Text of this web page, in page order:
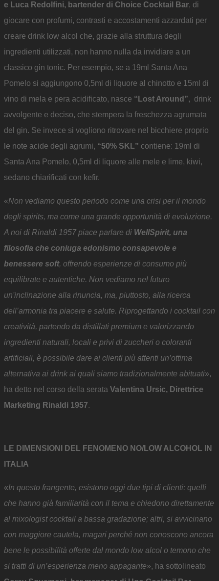
e Luca Redolfini, bartender di Choice Cocktail Bar, di
giocare con profumi, contrasti e accostamenti azzardati per
creare drink low alcol che, grazie alla struttura degli
ingredienti utilizzati, non hanno nulla da invidiare a un
classico gin tonic. Per esempio, se a 19ml Santa Ana
Pomelo si aggiungono 0,5ml di liquore al chinotto e 15ml di
vino di mela e pera acidificato, nasce “Lost Around”, drink
avvolgente e deciso, che stempera la freschezza agrumata
del gin. Se invece si vogliono ritrovare nel bicchiere proprio
le note acide degli agrumi, “50% SKL” contiene: 19ml di
Santa Ana Pomelo, 0,5ml di liquore alle mele e lime, kiwi,
sedano chiarificati con kefir.
«Non vediamo questo periodo come una crisi per il mondo
degli spirits, ma come una grande opportunità di evoluzione.
A noi di Rinaldi 1957 piace parlare di WellSpirit, una
filosofia che coniuga edonismo consapevole e
benessere soft, offrendo esperienze di consumo più
equilibrate e autentiche. Non vediamo nel futuro
un'inclinazione alla rinuncia, ma, piuttosto, alla ricerca
dell’armonia tra piacere e salute. Riprogettando i cocktail con
creatività, partendo da distillati premium e valorizzando
ingredienti naturali, locali e privi di zuccheri o coloranti
artificiali, è possibile dare ai clienti più attenti un’ottima
alternativa ai drink ai quali siamo tradizionalmente abituati»,
ha detto nel corso della serata Valentina Ursic, Direttrice
Marketing Rinaldi 1957.
LE DIMENSIONI DEL FENOMENO NO/LOW ALCOHOL IN
ITALIA
«In questo frangente, esistono oggi due tipi di clienti: quelli
che hanno già familiarità con il tema e chiedono direttamente
al mixologist cocktail a bassa gradazione; altri, si avvicinano
con maggiore cautela, magari perché non conoscono ancora
bene le possibilità offerte dal mondo low alcol o temono che
si tratti di un’esperienza meno appagante», ha sottolineato